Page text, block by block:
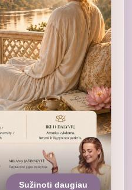
Sužinoti daugiau